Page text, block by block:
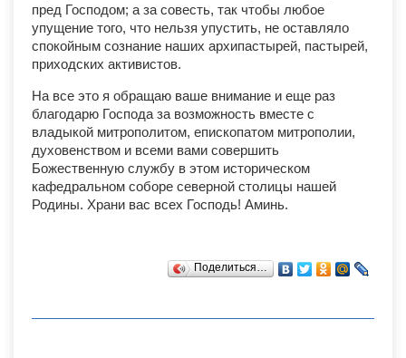
пред Господом; а за совесть, так чтобы любое
упущение того, что нельзя упустить, не оставляло
спокойным сознание наших архипастырей, пастырей,
приходских активистов.
На все это я обращаю ваше внимание и еще раз
благодарю Господа за возможность вместе с
владыкой митрополитом, епископатом митрополии,
духовенством и всеми вами совершить
Божественную службу в этом историческом
кафедральном соборе северной столицы нашей
Родины. Храни вас всех Господь! Аминь.
Поделиться…